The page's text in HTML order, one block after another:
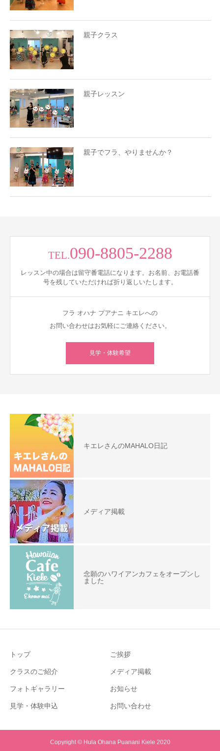
親子クラス
親子レッスン
親子でフラ、やりませんか？
TEL.090-8805-2288
レッスン中の場合は留守番電話になります。お名前、お電話番
号を残していただければ折り返しいたします。
フラ オハナ プアナニ キエレへの
お問い合わせはお気軽にご連絡ください。
見学・体験希望
キエレさんのMAHALO日記
メディア掲載
念願のハワイアンカフェをオープンし
ました
トップ ご挨拶
クラスのご紹介 メディア掲載
フォトギャラリー お知らせ
見学・体験申込 お問い合わせ
Copyright © Hula Ohana Puanani Kiele 2020